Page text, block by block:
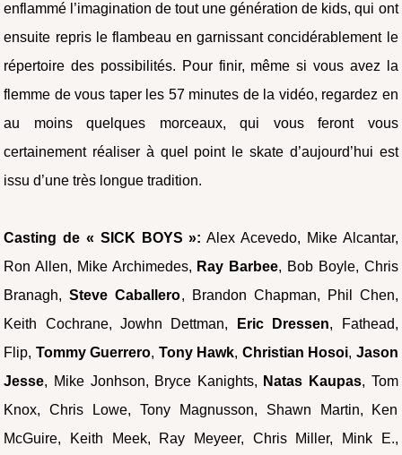
enflammé l’imagination de tout une génération de kids, qui ont
ensuite repris le flambeau en garnissant concidérablement le
répertoire des possibilités. Pour finir, même si vous avez la
flemme de vous taper les 57 minutes de la vidéo, regardez en
au moins quelques morceaux, qui vous feront vous
certainement réaliser à quel point le skate d’aujourd’hui est
issu d’une très longue tradition.
Casting de « SICK BOYS »: Alex Acevedo, Mike Alcantar,
Ron Allen, Mike Archimedes, Ray Barbee, Bob Boyle, Chris
Branagh,Steve Caballero, Brandon Chapman, Phil Chen,
Keith Cochrane, Jowhn Dettman,
Eric Dressen, Fathead,
Flip, Tommy Guerrero, Tony Hawk, Christian Hosoi, Jason
Jesse, Mike Jonhson, Bryce Kanights, Natas Kaupas, Tom
Knox, Chris Lowe, Tony Magnusson, Shawn Martin, Ken
McGuire, Keith Meek, Ray Meyeer, Chris Miller, Mink E.,